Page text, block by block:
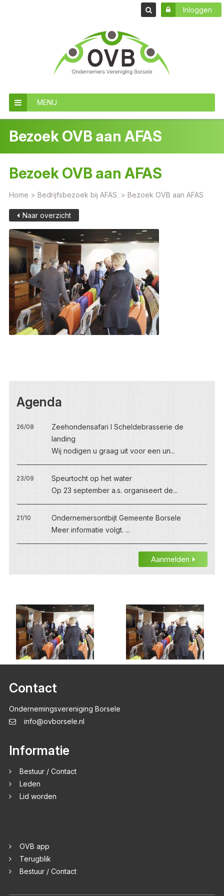
Inloggen
MENU
Bezoek OVB aan AFAS
Bezoek OVB aan AFAS
Home > Bedrijfsbezoek bij AFAS. > Bezoek OVB aan AFAS
Naar overzicht
Agenda
26/08
Zeehondensafari I Scheldebrasserie de
landing
Wij nodigen u graag uit voor een un...
23/09
Speurtocht op het water
Op 23 september a.s. organiseert de...
21/10
Ondernemersontbijt Gemeente Borsele
Meer informatie volgt. ...
Aanmelden
Contact
Ondernemingsvereniging Borsele
info@ovborsele.nl
Informatie
Bestuur / Contact
Leden
Lid worden
OVB app
Terugblik
Bestuur / Contact